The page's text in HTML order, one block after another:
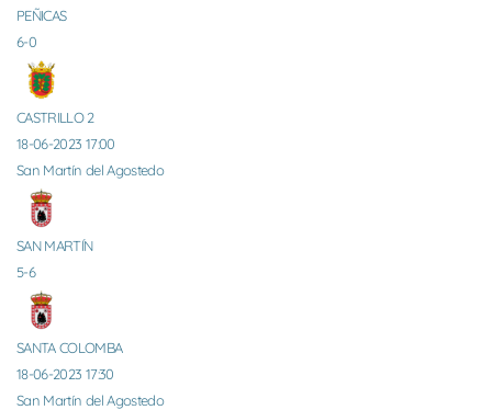
PEÑICAS
6-0
CASTRILLO 2
18-06-2023 17:00
San Martín del Agostedo
SAN MARTÍN
5-6
SANTA COLOMBA
18-06-2023 17:30
San Martín del Agostedo